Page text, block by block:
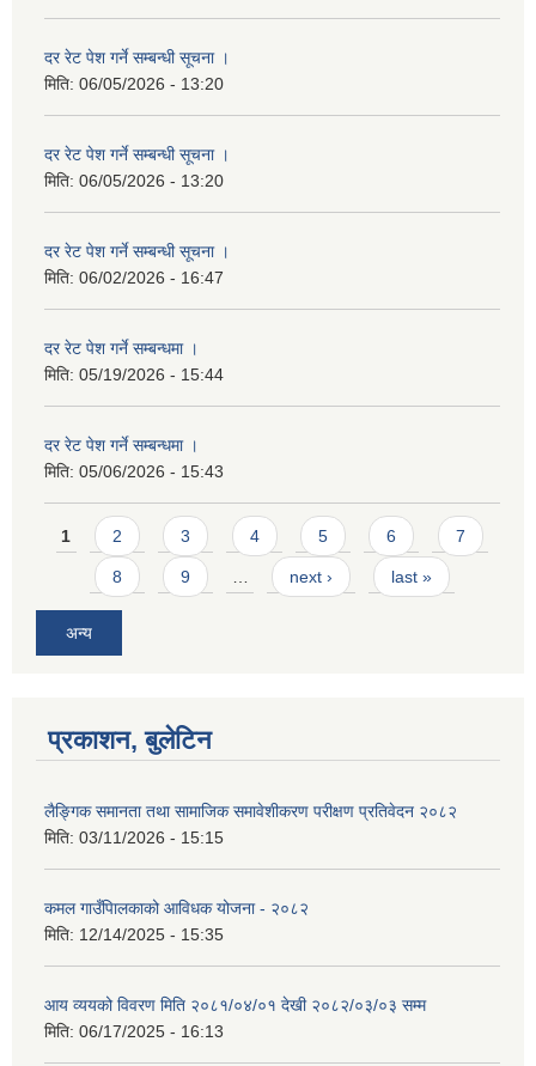
दर रेट पेश गर्ने सम्बन्धी सूचना ।
मिति: 06/05/2026 - 13:20
दर रेट पेश गर्ने सम्बन्धी सूचना ।
मिति: 06/05/2026 - 13:20
दर रेट पेश गर्ने सम्बन्धी सूचना ।
मिति: 06/02/2026 - 16:47
दर रेट पेश गर्ने सम्बन्धमा ।
मिति: 05/19/2026 - 15:44
दर रेट पेश गर्ने सम्बन्धमा ।
मिति: 05/06/2026 - 15:43
Pages
1 2 3 4 5 6 7
8 9 … next › last »
अन्य
प्रकाशन, बुलेटिन
लैङ्गिक समानता तथा सामाजिक समावेशीकरण परीक्षण प्रतिवेदन २०८२
मिति: 03/11/2026 - 15:15
कमल गाउँपािलकाको आविधक योजना - २०८२
मिति: 12/14/2025 - 15:35
आय व्ययको विवरण मिति २०८१/०४/०१ देखी २०८२/०३/०३ सम्म
मिति: 06/17/2025 - 16:13